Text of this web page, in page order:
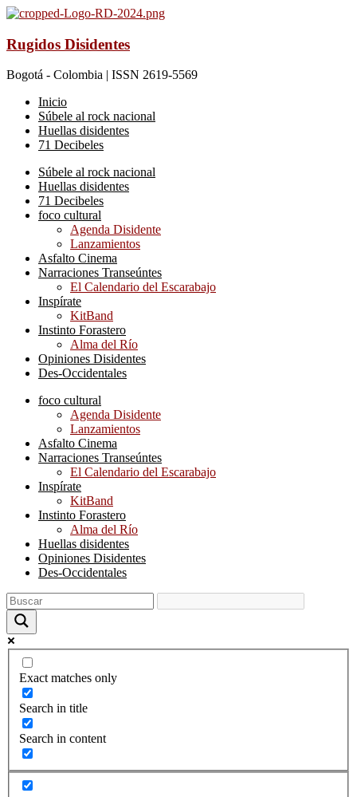
Rugidos Disidentes
Bogotá - Colombia | ISSN 2619-5569
Inicio
Súbele al rock nacional
Huellas disidentes
71 Decibeles
Súbele al rock nacional
Huellas disidentes
71 Decibeles
foco cultural
Agenda Disidente
Lanzamientos
Asfalto Cinema
Narraciones Transeúntes
El Calendario del Escarabajo
Inspírate
KitBand
Instinto Forastero
Alma del Río
Opiniones Disidentes
Des-Occidentales
foco cultural
Agenda Disidente
Lanzamientos
Asfalto Cinema
Narraciones Transeúntes
El Calendario del Escarabajo
Inspírate
KitBand
Instinto Forastero
Alma del Río
Huellas disidentes
Opiniones Disidentes
Des-Occidentales
Exact matches only
Search in title
Search in content